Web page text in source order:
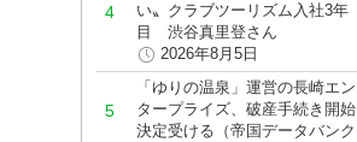
い〟クラブツーリズム入社3年
目 渋谷真里登さん
2026年8月5日
「ゆりの温泉」運営の長崎エン
タープライズ、破産手続き開始
決定受ける（帝国データバンク